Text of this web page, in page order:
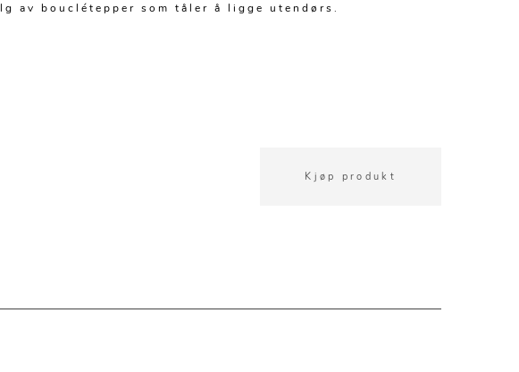
av bouclétepper som tåler å ligge utendørs.
Kjøp produkt